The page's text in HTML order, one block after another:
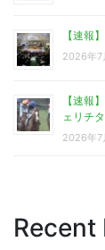
【速報
2026年7
【速報
ェリチ
2026年7
Recent